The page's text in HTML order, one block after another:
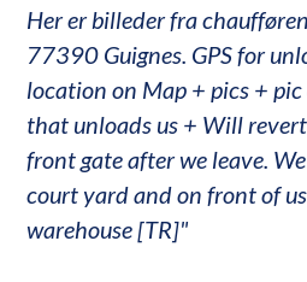
Her er billeder fra
77390 Guignes. GPS for
location on Map + pics +
that unloads us + Will
front gate after we leave.
court yard and on front of
warehouse [TR]"